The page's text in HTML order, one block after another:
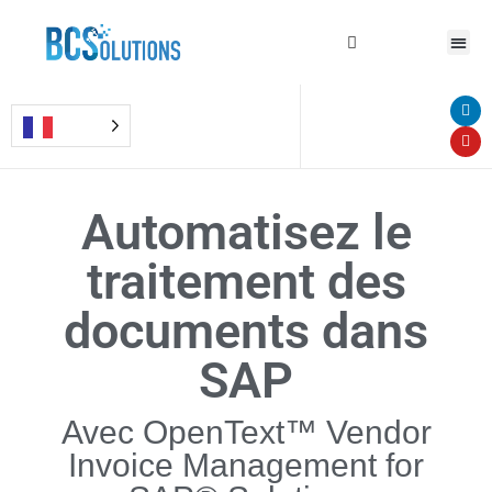
Automatisez le
traitement des
documents dans
SAP
Avec OpenText™ Vendor
Invoice Management for